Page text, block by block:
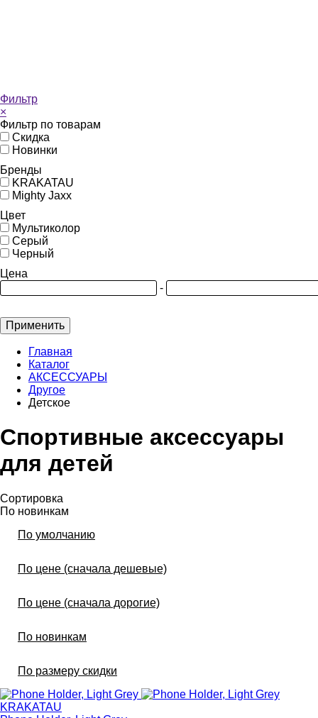
Фильтр
×
Фильтр по товарам
Скидка
Новинки
Бренды
KRAKATAU
Mighty Jaxx
Цвет
Мультиколор
Серый
Черный
Цена
-
Применить
Главная
Каталог
АКСЕССУАРЫ
Другое
Детское
Спортивные аксессуары
для детей
Сортировка
По новинкам
По умолчанию
По цене (сначала дешевые)
По цене (сначала дорогие)
По новинкам
По размеру скидки
KRAKATAU